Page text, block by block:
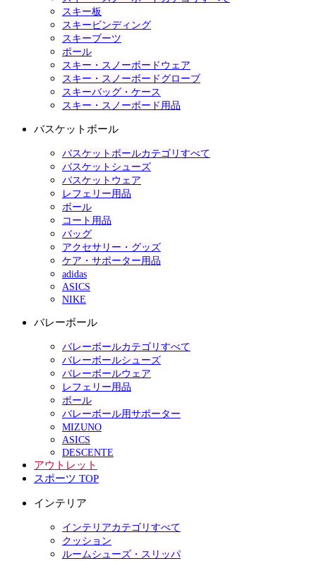
スキー板
スキービンディング
スキーブーツ
ポール
スキー・スノーボードウェア
スキー・スノーボードグローブ
スキーバッグ・ケース
スキー・スノーボード用品
バスケットボール
バスケットボールカテゴリすべて
バスケットシューズ
バスケットウェア
レフェリー用品
ボール
コート用品
バッグ
アクセサリー・グッズ
ケア・サポーター用品
adidas
ASICS
NIKE
バレーボール
バレーボールカテゴリすべて
バレーボールシューズ
バレーボールウェア
レフェリー用品
ボール
バレーボール用サポーター
MIZUNO
ASICS
DESCENTE
アウトレット
スポーツ TOP
インテリア
インテリアカテゴリすべて
クッション
ルームシューズ・スリッパ